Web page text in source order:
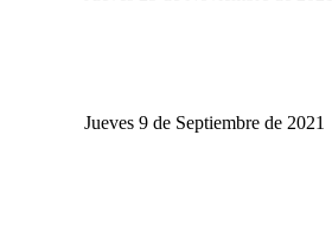
Jueves 9 de Septiembre de 2021